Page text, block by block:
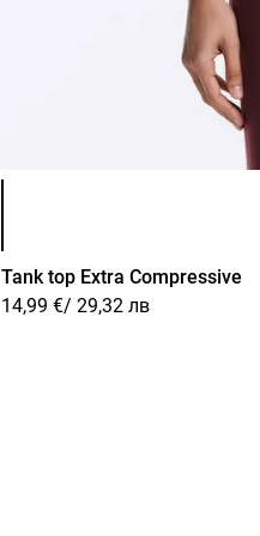
Списък с цветове на
Tank top Extra Compressive
14,99 €/ 29,32 лв